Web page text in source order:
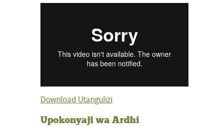
Download Utangulizi
Upokonyaji wa Ardhi